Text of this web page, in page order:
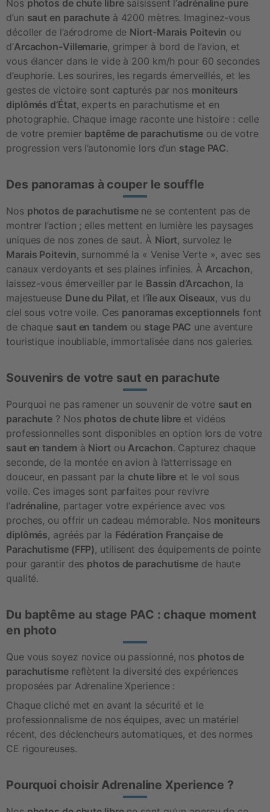
Nos photos de chute libre saisissent l’adrénaline pure
d’un saut en parachute à 4200 mètres. Imaginez-vous
décoller de l’aérodrome de Niort-Marais Poitevin ou
d’Arcachon-Villemarie, grimper à bord de l’avion, et
vous élancer dans le vide à 200 km/h pour 60 secondes
d’euphorie. Les sourires, les regards émerveillés, et les
gestes de victoire sont capturés par nos moniteurs
diplômés d’État, experts en parachutisme et en
photographie. Chaque image raconte une histoire : celle
de votre premier baptême de parachutisme ou de votre
progression vers l’autonomie lors d’un stage PAC.
Des panoramas à couper le souffle
Nos photos de parachutisme ne se contentent pas de
montrer l’action ; elles mettent en lumière les paysages
uniques de nos zones de saut. À Niort
Marais Poitevin, surnommé la « Venise Verte », avec ses
canaux verdoyants et ses plaines infinies. À Arcachon,
laissez-vous émerveiller par le Bassin d’Arcachon, la
majestueuse Dune du Pilat, et l’île aux Oiseaux, vus du
ciel sous votre voile. Ces panoramas exceptionnels font
de chaque saut en tandem ou stage PAC une aventure
touristique inoubliable, immortalisée dans nos galeries.
Souvenirs de votre saut en parachute
Pourquoi ne pas ramener un souvenir de votre saut en
parachute ? Nos photos de chute libre et vidéos
saut en tandem à Niort ou Arcachon. Capturez chaque
seconde, de la montée en avion à l’atterrissage en
douceur, en passant par la chute libre et le vol sous
voile. Ces images sont parfaites pour revivre
l’adrénaline, partager votre expérience avec vos
proches, ou offrir un cadeau mémorable. Nos moniteurs
diplômés, agréés par la Fédération Française de
Parachutisme (FFP), utilisent des équipements de pointe
pour garantir des photos de parachutisme de haute
qualité.
Du baptême au stage PAC : chaque moment
en photo
Que vous soyez novice ou passionné, nos photos de
parachutisme reflètent la diversité des expériences
proposées par Adrenaline Xperience :
Chaque cliché met en avant la sécurité et le
professionnalisme de nos équipes, avec un matériel
récent, des déclencheurs automatiques, et des normes
CE rigoureuses.
Pourquoi choisir Adrenaline Xperience ?